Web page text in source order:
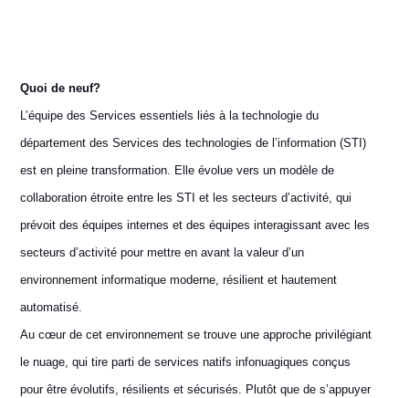
Quoi de neuf?
L’équipe des Services essentiels liés à la technologie du
département des Services des technologies de l’information (STI)
est en pleine transformation. Elle évolue vers un modèle de
collaboration étroite entre les STI et les secteurs d’activité, qui
prévoit des équipes internes et des équipes interagissant avec les
secteurs d’activité pour mettre en avant la valeur d’un
environnement informatique moderne, résilient et hautement
automatisé.
Au cœur de cet environnement se trouve une approche privilégiant
le nuage, qui tire parti de services natifs infonuagiques conçus
pour être évolutifs, résilients et sécurisés. Plutôt que de s’appuyer